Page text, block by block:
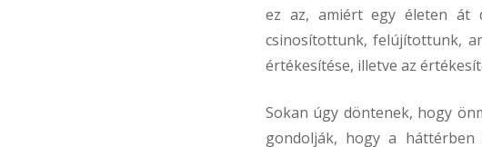
ez az, amiért egy életen át
csinosítottunk, felújítottunk,
értékesítése, illetve az
Sokan úgy döntenek, hogy
gondolják, hogy a háttérben